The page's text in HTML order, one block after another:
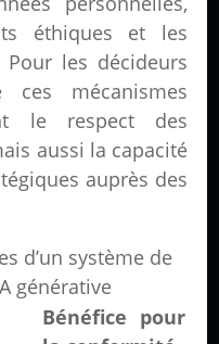
éthiques et les
les décideurs
ces mécanismes
le respect des
aussi la capacité
auprès des
d’un système de
générative
Bénéfice pour